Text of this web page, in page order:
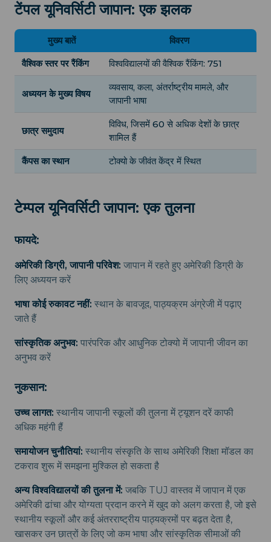
टेंपल यूनिवर्सिटी जापान: एक झलक
मुख्य बातें
विवरण
वैश्विक स्तर पर रैंकिंग
विश्वविद्यालयों की वैश्विक रैंकिंग: 751
अध्ययन के मुख्य विषय
व्यवसाय, कला, अंतर्राष्ट्रीय मामले, और
जापानी भाषा
छात्र समुदाय
विविध, जिसमें 60 से अधिक देशों के छात्र
शामिल हैं
कैंपस का स्थान टोक्यो के जीवंत केंद्र में स्थित
टेम्पल यूनिवर्सिटी जापान: एक तुलना
फायदे:
अमेरिकी डिग्री, जापानी परिवेश: जापान में रहते हुए अमेरिकी डिग्री के
लिए अध्ययन करें
भाषा कोई रुकावट नहीं: स्थान के बावजूद, पाठ्यक्रम अंग्रेजी में पढ़ाए
जाते हैं
सांस्कृतिक अनुभव: पारंपरिक और आधुनिक टोक्यो में जापानी जीवन का
अनुभव करें
नुकसान:
उच्च लागत: स्थानीय जापानी स्कूलों की तुलना में ट्यूशन दरें काफी
अधिक महंगी हैं
समायोजन चुनौतियां: स्थानीय संस्कृति के साथ अमेरिकी शिक्षा मॉडल का
टकराव शुरू में समझना मुश्किल हो सकता है
अन्य विश्वविद्यालयों की तुलना में: जबकि TUJ वास्तव में जापान में एक
अमेरिकी ढांचा और योग्यता प्रदान करने में खुद को अलग करता है, जो इसे
स्थानीय स्कूलों और कई अंतरराष्ट्रीय पाठ्यक्रमों पर बढ़त देता है,
खासकर उन छात्रों के लिए जो कम भाषा और सांस्कृतिक सीमाओं की